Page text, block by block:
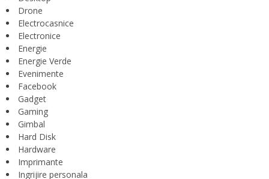
Drone
Electrocasnice
Electronice
Energie
Energie Verde
Evenimente
Facebook
Gadget
Gaming
Gimbal
Hard Disk
Hardware
Imprimante
Ingrijire personala